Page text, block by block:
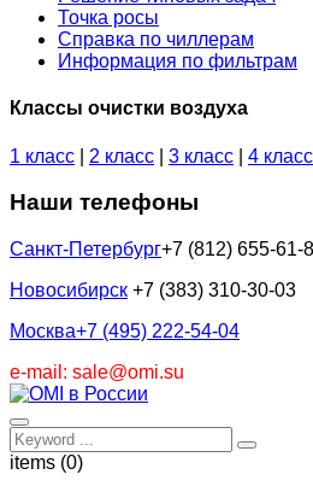
Точка росы
Справка по чиллерам
Информация по фильтрам
Классы очистки воздуха
1 класс 2 класс 3 класс 4 класс
Наши телефоны
Санкт-Петербург+7 (812) 655-61-
Новосибирск +7 (383) 310-30-03
Москва+7 (495) 222-54-04
e-mail: sale@omi.su
items (0)